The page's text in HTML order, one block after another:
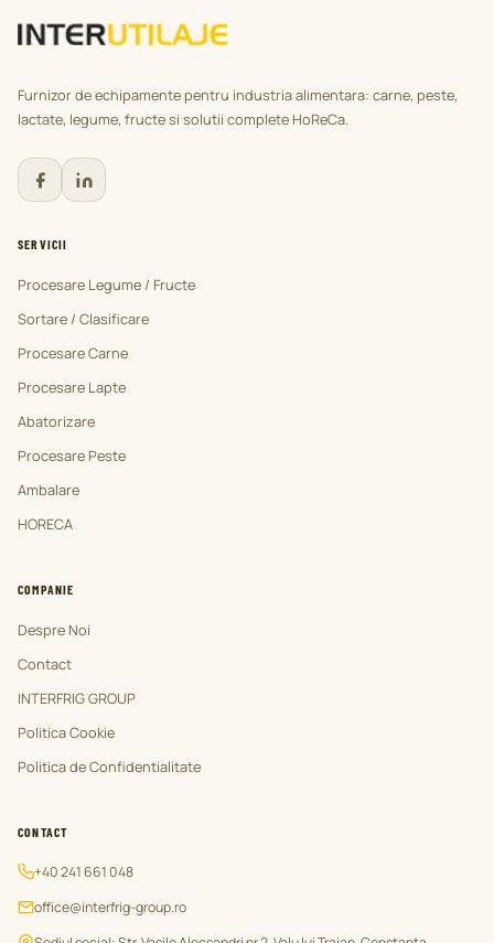
Furnizor de echipamente pentru industria alimentara: carne, peste,
lactate, legume, fructe si solutii complete HoReCa.
SERVICII
Procesare Legume / Fructe
Sortare / Clasificare
Procesare Carne
Procesare Lapte
Abatorizare
Procesare Peste
Ambalare
HORECA
COMPANIE
Despre Noi
Contact
INTERFRIG GROUP
Politica Cookie
Politica de Confidentialitate
CONTACT
+40 241 661 048
office@interfrig-group.ro